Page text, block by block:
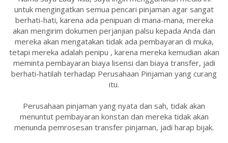
untuk mengingatkan semua pencari pinjaman agar sangat
berhati-hati, karena ada penipuan di mana-mana, mereka
akan mengirim dokumen perjanjian palsu kepada Anda dan
mereka akan mengatakan tidak ada pembayaran di muka,
tetapi mereka adalah penipu , karena mereka kemudian akan
meminta pembayaran biaya lisensi dan biaya transfer, jadi
berhati-hatilah terhadap Perusahaan Pinjaman yang curang
itu.
Perusahaan pinjaman yang nyata dan sah, tidak akan
menuntut pembayaran konstan dan mereka tidak akan
menunda pemrosesan transfer pinjaman, jadi harap bijak.